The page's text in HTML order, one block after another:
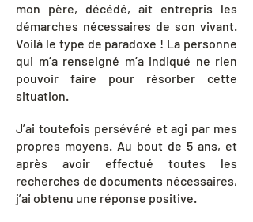
mon père, décédé, ait entrepris les
démarches nécessaires de son vivant.
Voilà le type de paradoxe ! La personne
qui m’a renseigné m’a indiqué ne rien
pouvoir faire pour résorber cette
situation.
J’ai toutefois persévéré et agi par mes
propres moyens. Au bout de 5 ans, et
après avoir effectué toutes les
recherches de documents nécessaires,
j’ai obtenu une réponse positive.